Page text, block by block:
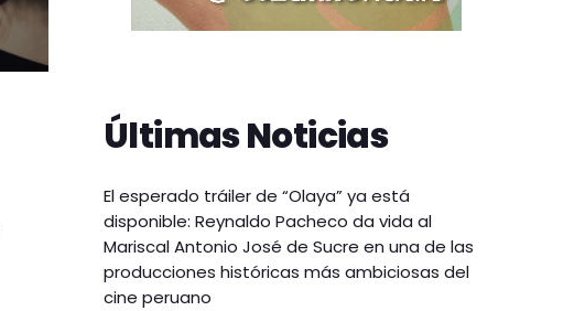
Últimas Noticias
El esperado tráiler de “Olaya” ya está
disponible: Reynaldo Pacheco da vida al
Mariscal Antonio José de Sucre en una de las
producciones históricas más ambiciosas del
cine peruano